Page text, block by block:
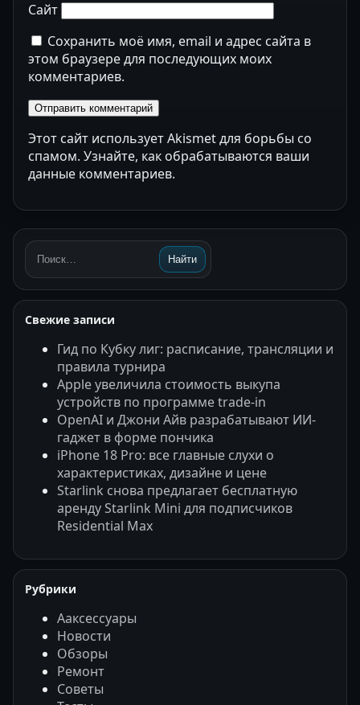
Сайт
Сохранить моё имя, email и адрес сайта в
этом браузере для последующих моих
комментариев.
Этот сайт использует Akismet для борьбы со
спамом. Узнайте, как обрабатываются ваши
данные комментариев.
Поиск: Найти
Свежие записи
Гид по Кубку лиг: расписание, трансляции и
правила турнира
Apple увеличила стоимость выкупа
устройств по программе trade-in
OpenAI и Джони Айв разрабатывают ИИ-
гаджет в форме пончика
iPhone 18 Pro: все главные слухи о
характеристиках, дизайне и цене
Starlink снова предлагает бесплатную
аренду Starlink Mini для подписчиков
Residential Max
Рубрики
Ааксессуары
Новости
Обзоры
Ремонт
Советы